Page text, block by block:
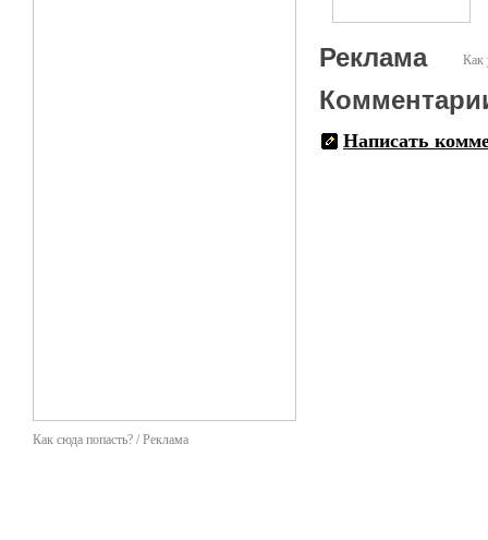
Как сюда попасть? / Реклама
Как
Реклама
Написать